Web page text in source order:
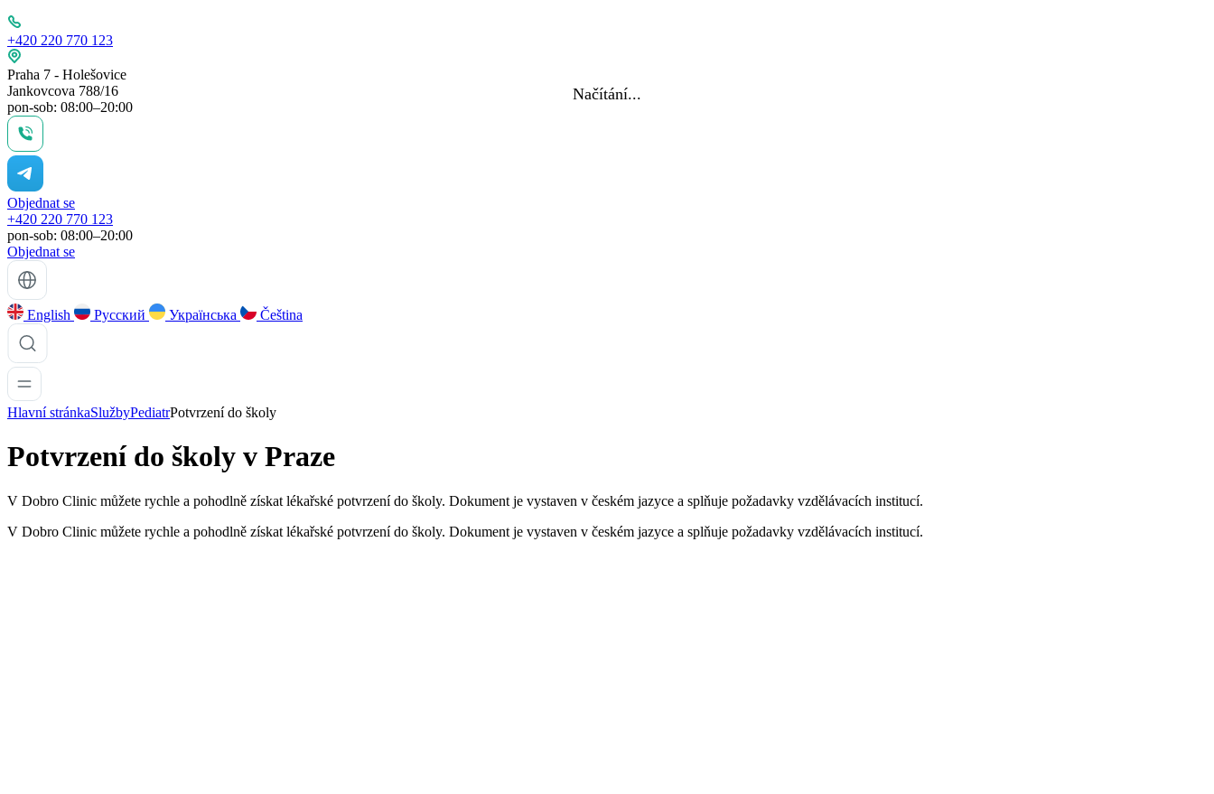
+420 220 770 123
Praha 7 - Holešovice
Jankovcova 788/16
pon-sob: 08:00–20:00
Objednat se
+420 220 770 123
pon-sob: 08:00–20:00
Objednat se
English Русский Українська Čeština
Hlavní stránkaSlužbyPediatrPotvrzení do školy
Potvrzení do školy v Praze
V Dobro Clinic můžete rychle a pohodlně získat lékařské potvrzení do školy. Dokument je vystaven v českém jazyce a splňuje požadavky vzdělávacích institucí.
V Dobro Clinic můžete rychle a pohodlně získat lékařské potvrzení do školy. Dokument je vystaven v českém jazyce a splňuje požadavky vzdělávacích institucí.